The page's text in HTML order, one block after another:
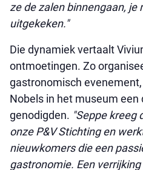
ze de zalen binnengaan, je
uitgekeken."
Die dynamiek vertaalt
ontmoetingen. Zo
gastronomisch
Nobels in het museum
genodigden. "Seppe kreeg
onze P&V Stichting en
nieuwkomers die een
gastronomie. Een